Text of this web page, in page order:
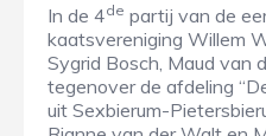
In de 4de partij van de
kaatsvereniging Willem
Sygrid Bosch, Maud van
tegenover de afdeling
uit Sexbierum-